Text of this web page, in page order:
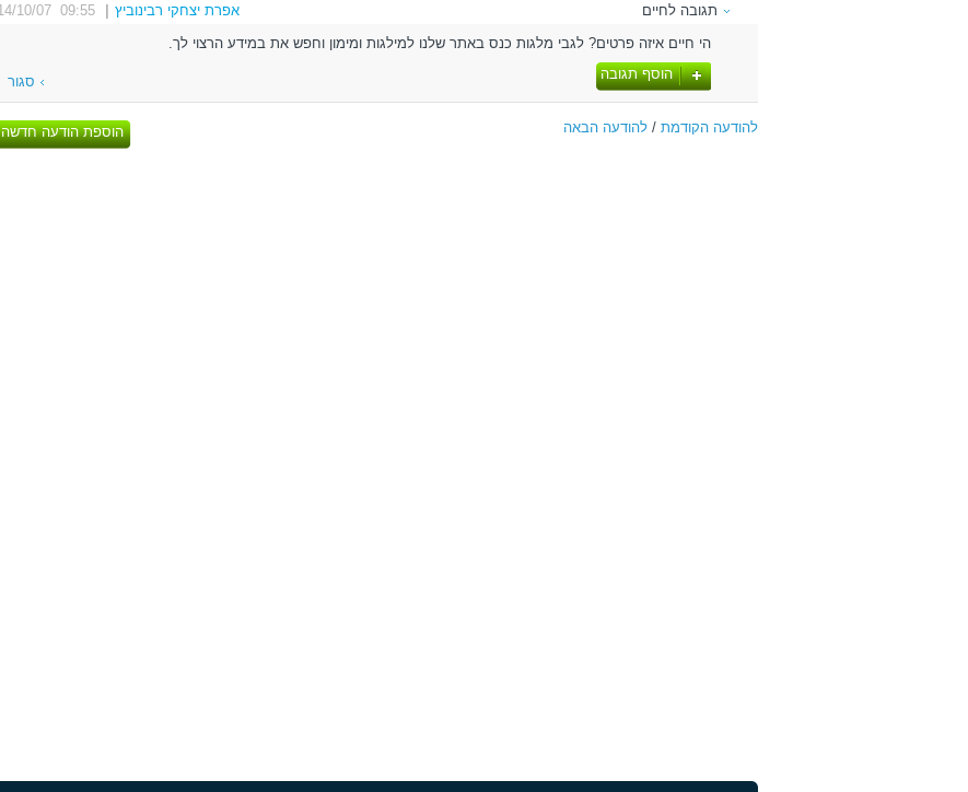
תגובה לחיים אפרת יצחקי רבינוביץ
09:55 14/10/07
הי חיים איזה פרטים? לגבי מלגות כנס באתר שלנו למילגות ומימון וחפש את במידע הרצוי לך.
הוסף תגובה
סגור
הוספת הודעה חדשה להודעה הקודמת / להודעה הבאה